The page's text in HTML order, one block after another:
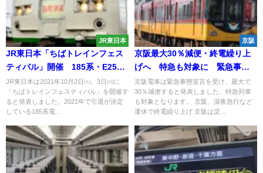
JR東日本
JR東日本「ちばトレインフェス
ティバル」開催 185系・E257-
5500番台も展示
JR東日本は2021年10月2日㈯、3日㈰に
「ちばトレインフェスティバル」を開催す
ると発表しました。2021年で引退が決定
している185系電...
京阪
京阪最大30％減便・終電繰り上
げへ 特急も対象に 緊急事態
宣言で
京阪電車は緊急事態宣言を受け、最大で
30％減便すると発表しました。特急列車
も対象となります。 京阪、深夜急行など
運休で終電繰り上げ 京阪は淀...